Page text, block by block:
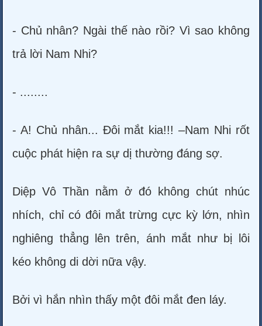
- Chủ nhân? Ngài thế nào rồi? Vì sao không
trả lời Nam Nhi?
- ........
- A! Chủ nhân... Đôi mắt kia!!! –Nam Nhi rốt
cuộc phát hiện ra sự dị thường đáng sợ.
Diệp Vô Thần nằm ở đó không chút nhúc
nhích, chỉ có đôi mắt trừng cực kỳ lớn, nhìn
nghiêng thẳng lên trên, ánh mắt như bị lôi
kéo không di dời nữa vậy.
Bởi vì hắn nhìn thấy một đôi mắt đen láy.